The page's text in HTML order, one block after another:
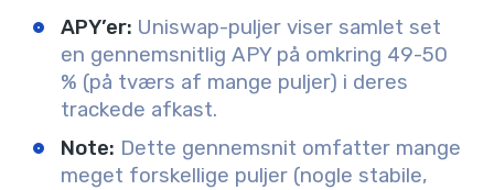
APY’er: Uniswap-puljer viser samlet set
en gennemsnitlig APY på omkring 49-50
% (på tværs af mange puljer) i deres
trackede afkast.
Note: Dette gennemsnit omfatter mange
meget forskellige puljer (nogle stabile,